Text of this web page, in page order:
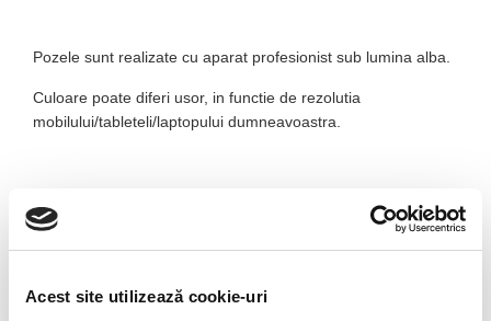
Acest site utilizează cookie-uri
Pozele sunt realizate cu aparat profesionist sub lumina alba.
Culoare poate diferi usor, in functie de rezolutia
mobilului/tableteli/laptopului dumneavoastra.
Reduce sensibilitatea la conditiile atmosferice si la poluantii